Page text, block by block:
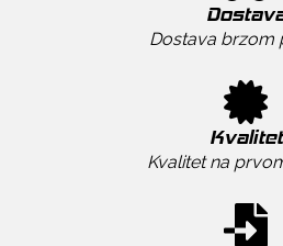
Dostava brzom
Kvalitet
Kvalitet na